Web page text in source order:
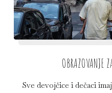
OBRAZOVANJE
Sve devojčice i dečaci